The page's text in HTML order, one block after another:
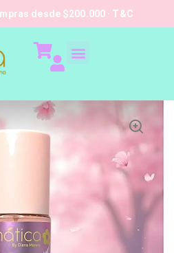
desde $200.000 · T&C